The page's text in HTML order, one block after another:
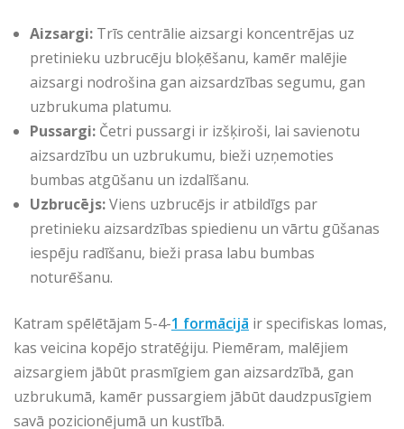
Aizsargi: Trīs centrālie aizsargi koncentrējas uz
pretinieku uzbrucēju bloķēšanu, kamēr malējie
aizsargi nodrošina gan aizsardzības segumu, gan
uzbrukuma platumu.
Pussargi: Četri pussargi ir izšķiroši, lai savienotu
aizsardzību un uzbrukumu, bieži uzņemoties
bumbas atgūšanu un izdalīšanu.
Uzbrucējs:Viens uzbrucējs ir atbildīgs par
pretinieku aizsardzības spiedienu un vārtu gūšanas
iespēju radīšanu, bieži prasa labu bumbas
noturēšanu.
Katram spēlētājam 5-4-1 formācijā ir specifiskas lomas,
kas veicina kopējo stratēģiju. Piemēram, malējiem
aizsargiem jābūt prasmīgiem gan aizsardzībā, gan
uzbrukumā, kamēr pussargiem jābūt daudzpusīgiem
savā pozicionējumā un kustībā.